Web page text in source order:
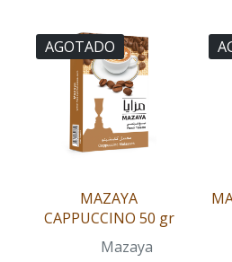
AGOTADO
MAZAYA
CAPPUCCINO 50 gr
Mazaya